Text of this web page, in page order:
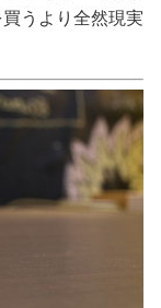
うより全然現実